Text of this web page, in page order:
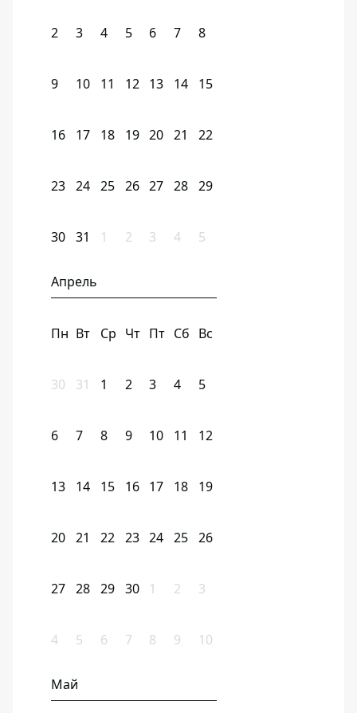
2 3 4 5 6 7 8
9 10 11 12 13 14 15
16 17 18 19 20 21 22
23 24 25 26 27 28 29
30 31 1 2 3 4 5
Апрель
Пн Вт Ср Чт Пт Сб Вс
30 31 1 2 3 4 5
6 7 8 9 10 11 12
13 14 15 16 17 18 19
20 21 22 23 24 25 26
27 28 29 30 1 2 3
4 5 6 7 8 9 10
Май